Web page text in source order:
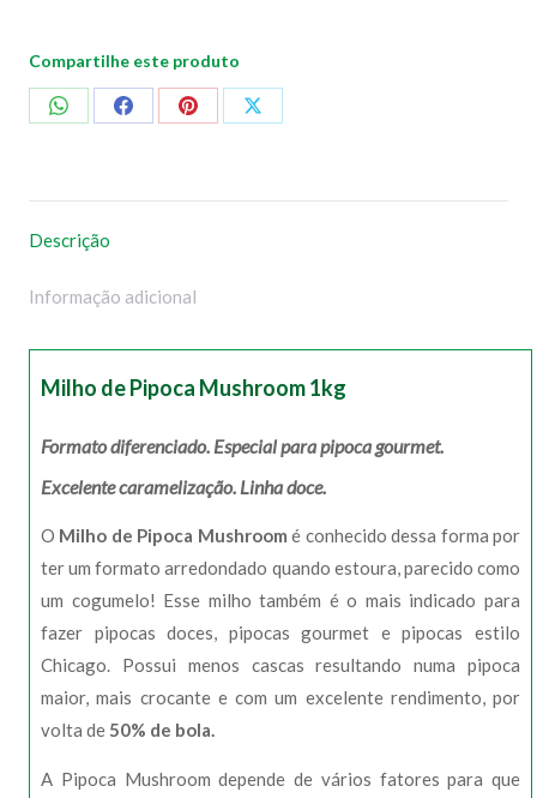
Compartilhe este produto
CompartilharCompartilharCompartilharCompartilhar
Descrição
Informação adicional
Milho de Pipoca Mushroom 1kg
Formato diferenciado. Especial para pipoca gourmet.
Excelente caramelização. Linha doce.
O Milho de Pipoca Mushroom é conhecido dessa forma por
ter um formato arredondado quando estoura, parecido como
um cogumelo! Esse milho também é o mais indicado para
fazer pipocas doces, pipocas gourmet e pipocas estilo
Chicago. Possui menos cascas resultando numa pipoca
maior, mais crocante e com um excelente rendimento, por
volta de 50% de bola.
A Pipoca Mushroom depende de vários fatores para que